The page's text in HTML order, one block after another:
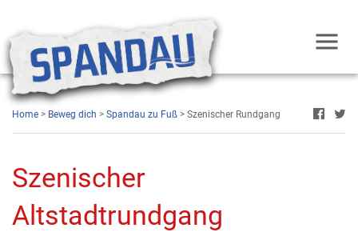
Home > Beweg dich > Spandau zu Fuß > Szenischer Rundgang
Szenischer
Altstadtrundgang